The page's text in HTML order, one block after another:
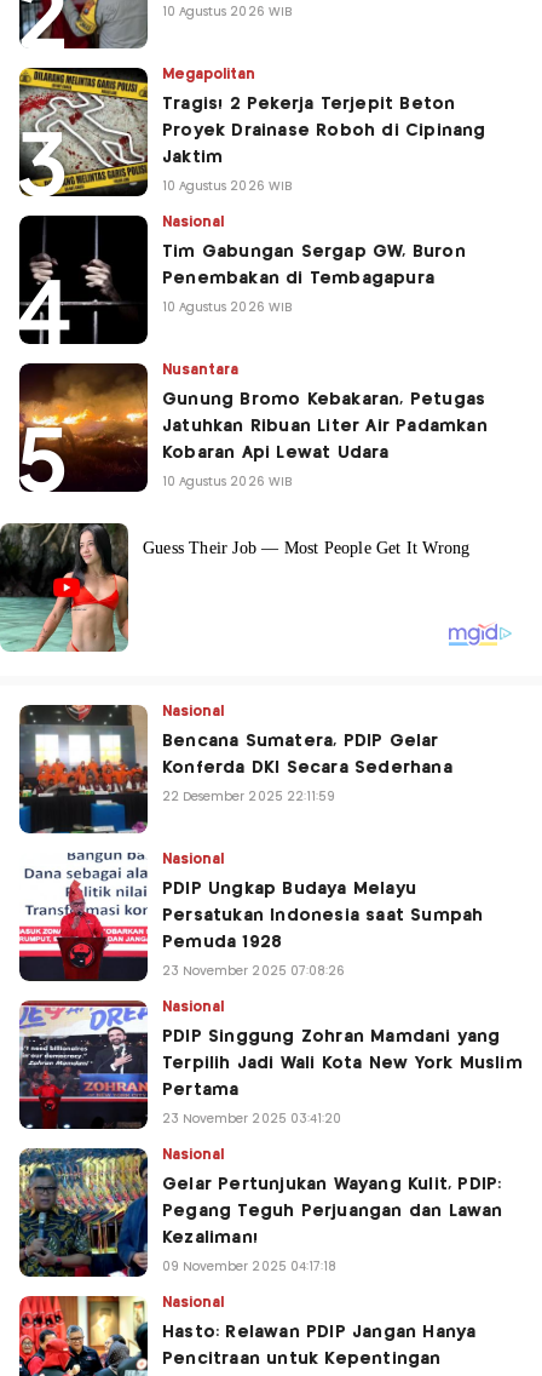
10 Agustus 2026 WIB
Megapolitan
Tragis! 2 Pekerja Terjepit Beton
Proyek Drainase Roboh di Cipinang
Jaktim
10 Agustus 2026 WIB
Nasional
Tim Gabungan Sergap GW, Buron
Penembakan di Tembagapura
10 Agustus 2026 WIB
Nusantara
Gunung Bromo Kebakaran, Petugas
Jatuhkan Ribuan Liter Air Padamkan
Kobaran Api Lewat Udara
10 Agustus 2026 WIB
Nasional
Bencana Sumatera, PDIP Gelar
Konferda DKI Secara Sederhana
22 Desember 2025 22:11:59
Nasional
PDIP Ungkap Budaya Melayu
Persatukan Indonesia saat Sumpah
Pemuda 1928
23 November 2025 07:08:26
Nasional
PDIP Singgung Zohran Mamdani yang
Terpilih Jadi Wali Kota New York Muslim
Pertama
23 November 2025 03:41:20
Nasional
Gelar Pertunjukan Wayang Kulit, PDIP:
Pegang Teguh Perjuangan dan Lawan
Kezaliman!
09 November 2025 04:17:18
Nasional
Hasto: Relawan PDIP Jangan Hanya
Pencitraan untuk Kepentingan